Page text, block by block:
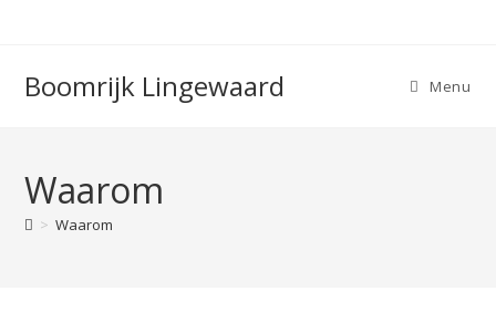
Boomrijk Lingewaard Menu
Waarom
> Waarom